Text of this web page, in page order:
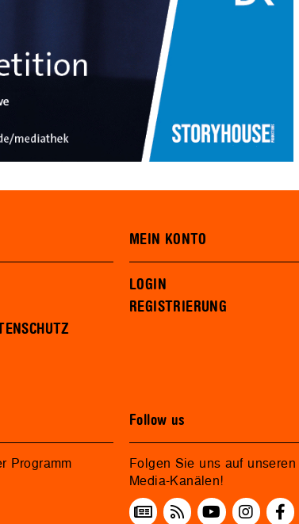
MEIN KONTO
LOGIN
REGISTRIERUNG
Programm
Follow us
Folgen Sie uns auf
Media-Kanälen!